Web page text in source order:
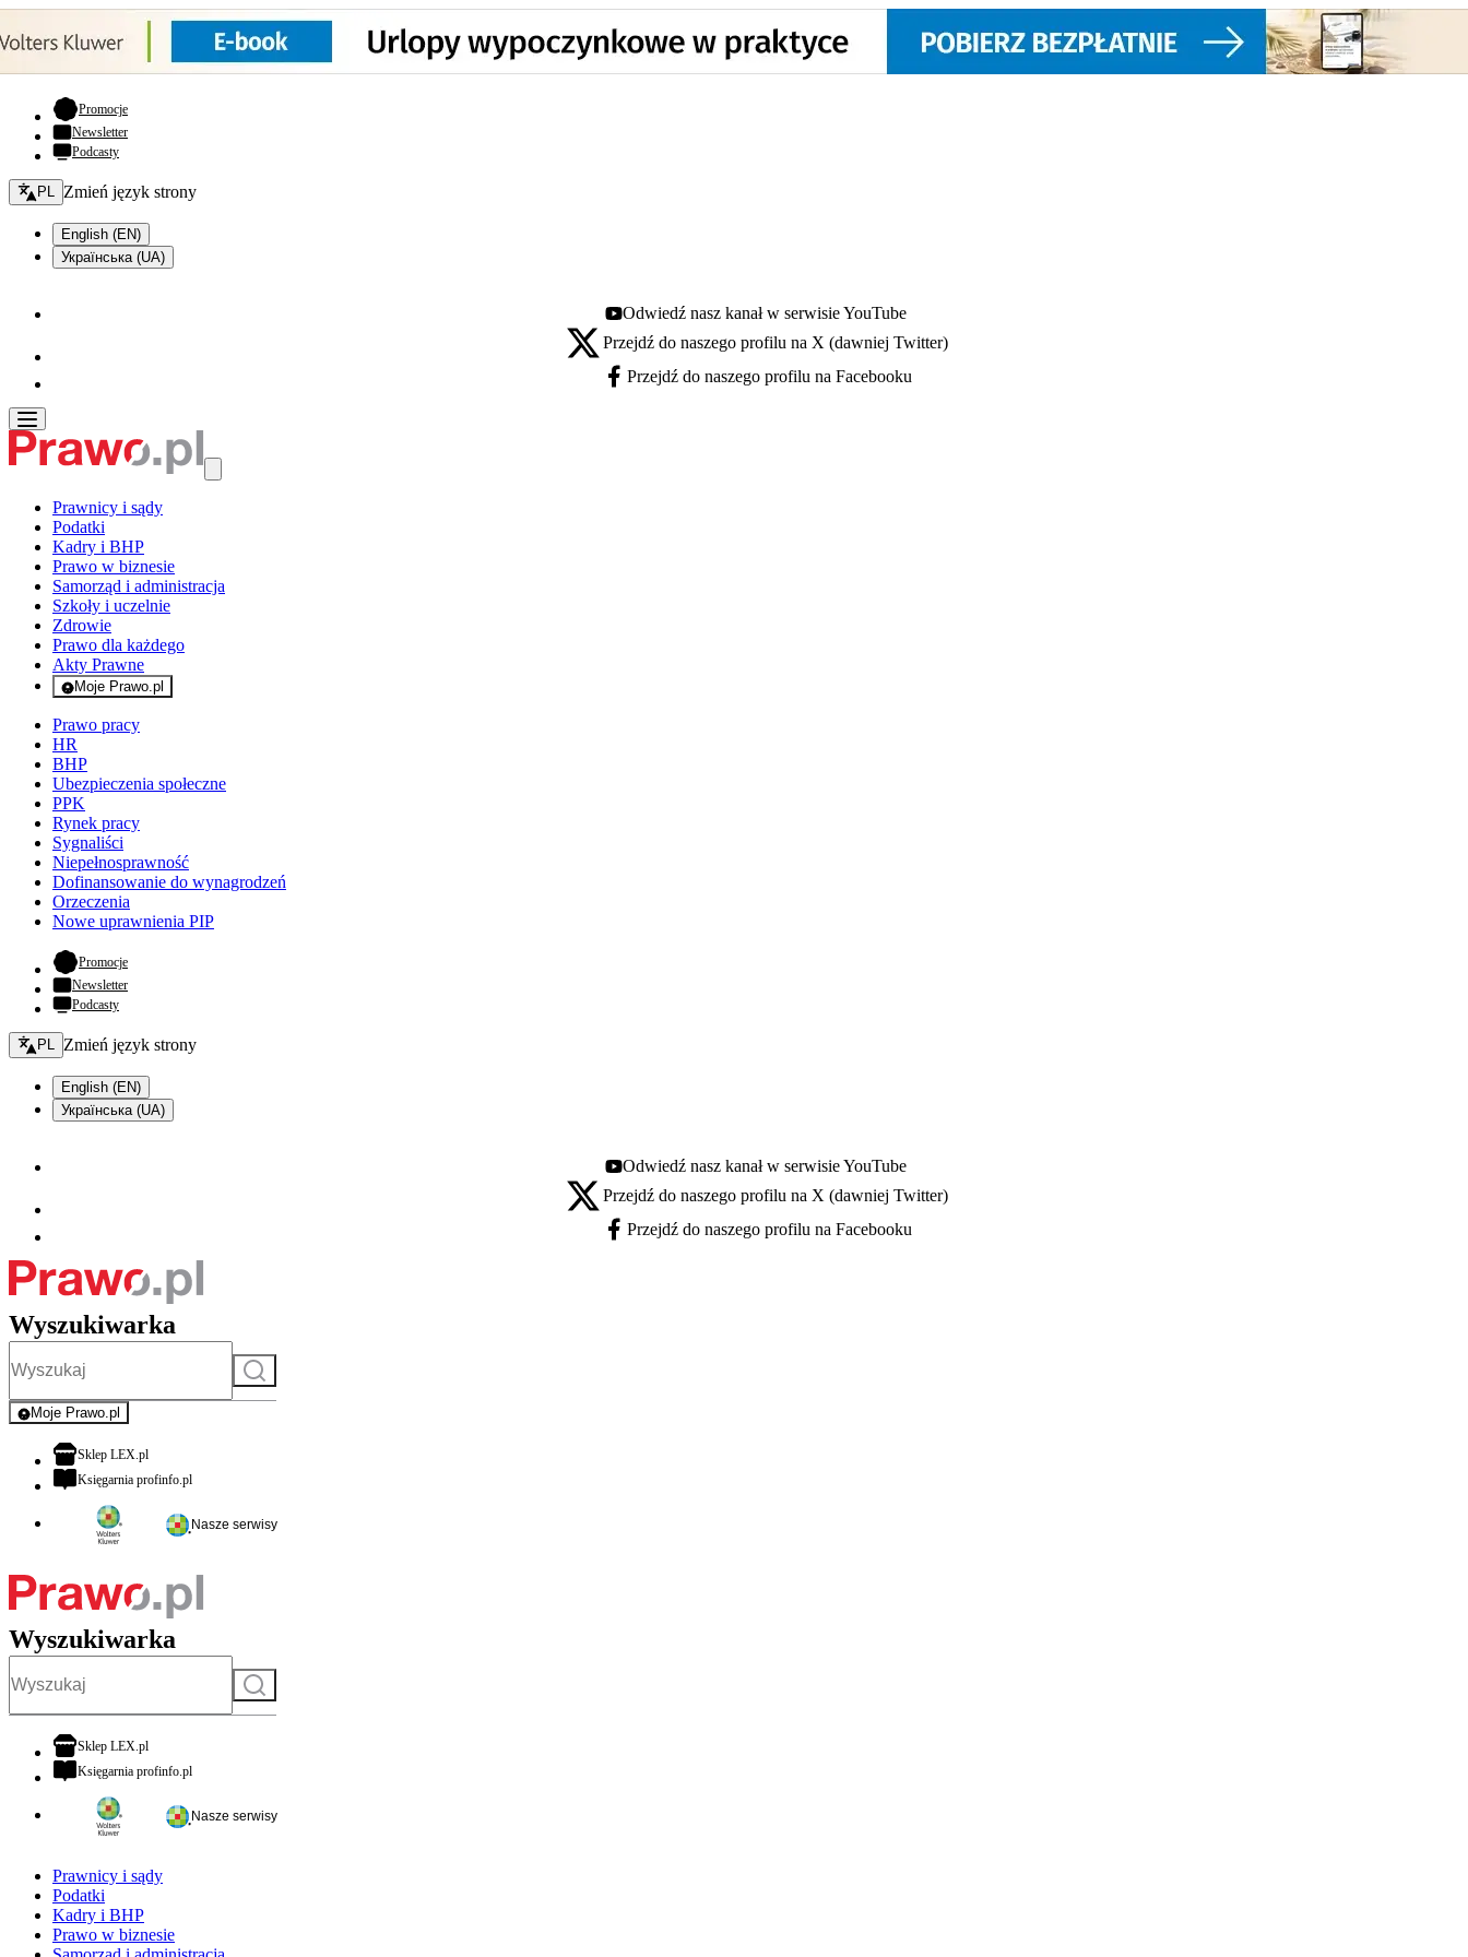
Promocje- otwiera się w nowej karcie
Newsletter
Podcasty
Zmień język - bieżący:
PL Zmień język strony
English (EN)
Українська (UA)
Youtube - otwiera się w nowej karcie
Odwiedź nasz kanał w serwisie YouTube
X - otwiera się w nowej karcie
Przejdź do naszego profilu na X (dawniej Twitter)
Facebook - otwiera się w nowej karcie
Przejdź do naszego profilu na Facebooku
Prawnicy i sądy
Podatki
Kadry i BHP
Prawo w biznesie
Samorząd i administracja
Szkoły i uczelnie
Zdrowie
Prawo dla każdego
Akty Prawne
Moje Prawo.pl
- rejestracja i logowanie do serwisu
Prawo pracy
HR
BHP
Ubezpieczenia społeczne
PPK
Rynek pracy
Sygnaliści
Niepełnosprawność
Dofinansowanie do wynagrodzeń
Orzeczenia
Nowe uprawnienia PIP
Promocje- otwiera się w nowej karcie
Newsletter
Podcasty
Zmień język - bieżący:
PL Zmień język strony
English (EN)
Українська (UA)
Youtube - otwiera się w nowej karcie
Odwiedź nasz kanał w serwisie YouTube
X - otwiera się w nowej karcie
Przejdź do naszego profilu na X (dawniej Twitter)
Facebook - otwiera się w nowej karcie
Przejdź do naszego profilu na Facebooku
Wyszukiwarka
Szukaj
Moje Prawo.pl
- rejestracja i logowanie do serwisu
Sklep LEX.plotwiera się w nowej karcie
Księgarnia profinfo.plotwiera się w nowej karcie
Nasze serwisy
Wyszukiwarka
Szukaj
Sklep LEX.plotwiera się w nowej karcie
Księgarnia profinfo.plotwiera się w nowej karcie
Nasze serwisy
Prawnicy i sądy
Podatki
Kadry i BHP
Prawo w biznesie